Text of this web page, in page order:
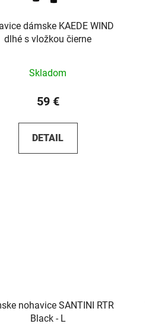
dámske KAEDE WIND
dlhé s vložkou čierne
Skladom
59 €
DETAIL
nohavice SANTINI RTR
Black - L